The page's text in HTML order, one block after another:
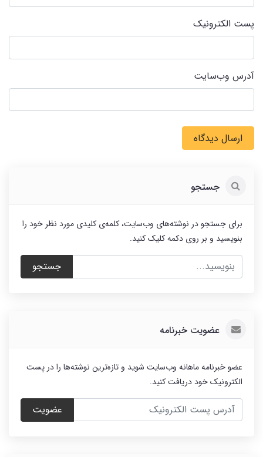
پست الکترونیک
آدرس وب‌سایت
ارسال دیدگاه
جستجو
برای جستجو در نوشته‌های وب‌سایت، کلمه‌ی کلیدی مورد نظر خود را
بنویسید و بر روی دکمه کلیک کنید.
جستجو
عضویت خبرنامه
عضو خبرنامه ماهانه وب‌سایت شوید و تازه‌ترین نوشته‌ها را در پست
الکترونیک خود دریافت کنید.
عضویت